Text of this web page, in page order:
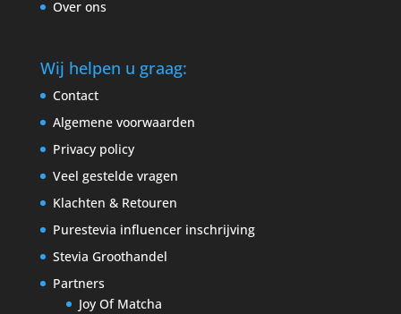
Over ons
Wij helpen u graag:
Contact
Algemene voorwaarden
Privacy policy
Veel gestelde vragen
Klachten & Retouren
Purestevia influencer inschrijving
Stevia Groothandel
Partners
Joy Of Matcha